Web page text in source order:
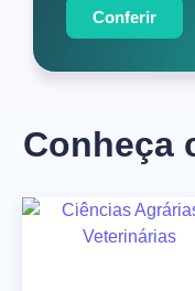
Conferir
Conheça